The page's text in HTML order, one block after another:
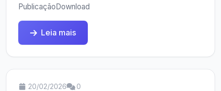
PublicaçãoDownload
Leia mais
20/02/2026 0